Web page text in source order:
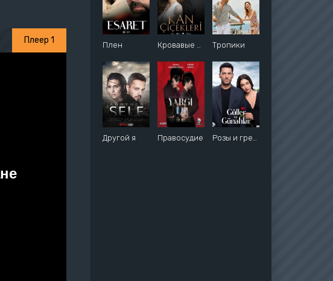
Плеер 1 Плен Кровавые цветы Тропики
Другой я Правосудие Розы и грехи